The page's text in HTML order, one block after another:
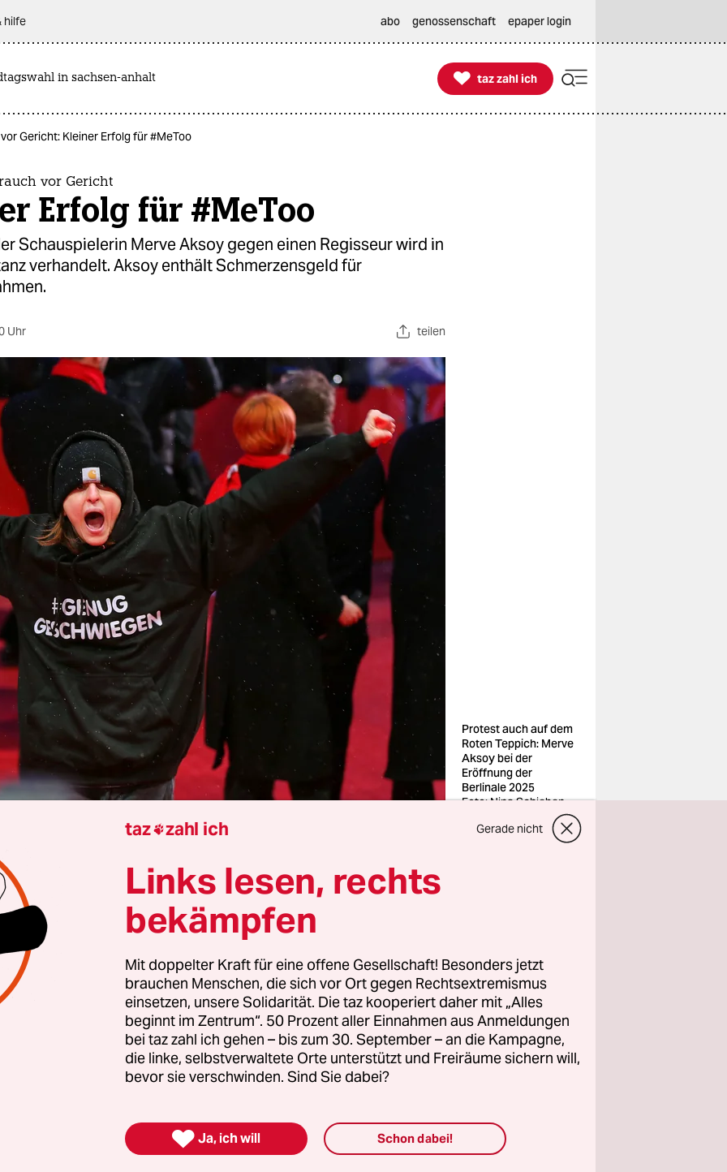
hilfe abo genossenschaft epaper login
in sachsen-anhalt 
taz zahl ich
taz zahl ich
Gericht: Kleiner Erfolg für #MeToo
vor Gericht
Erfolg für #MeToo
Schauspielerin Merve Aksoy gegen einen Regisseur wird in
verhandelt. Aksoy enthält Schmerzensgeld für
Uhr teilen
Protest auch auf dem
Roten Teppich: Merve
Aksoy bei der
Eröffnung der
Berlinale 2025
Foto: Nina Schieben
Schieben
im Drehbuch abgelaufen. In der geprobten Szene ereignet
zwischen Vater und Tochter, bei dem es zu physischen
kommt. So auch die Ohrfeige, die der Vater der
„Die habe ich mit einer Handbewegung nur
sagte der vorgeladene Zeuge am Freitagmittag vor dem
Berlin-Brandenburg.
Situation trug sich beim Casting der Schauspielerin
Szene spielte Aksoy die Tochter. Der Zeuge war
Anspielpartner, sondern zugleich der Regieassistent des
taz zahl ich Gerade nicht
Links lesen, rechts
bekämpfen
Mit doppelter Kraft für eine offene Gesellschaft! Besonders jetzt
brauchen Menschen, die sich vor Ort gegen Rechtsextremismus
einsetzen, unsere Solidarität. Die taz kooperiert daher mit „Alles
beginnt im Zentrum“. 50 Prozent aller Einnahmen aus Anmeldungen
bei taz zahl ich gehen – bis zum 30. September – an die Kampagne,
die linke, selbstverwaltete Orte unterstützt und Freiräume sichern will,
bevor sie verschwinden. Sind Sie dabei?
 Ja, ich will Schon dabei!